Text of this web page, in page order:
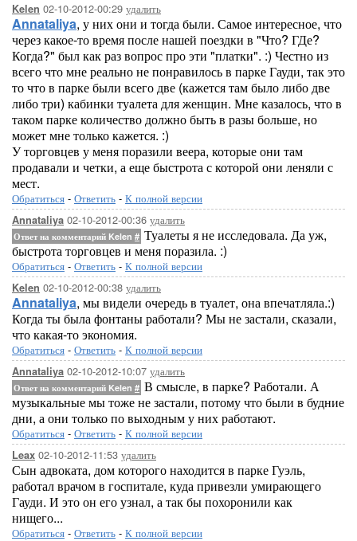
Kelen 02-10-2012-00:29 удалить
Annataliya, у них они и тогда были. Самое интересное, что
через какое-то время после нашей поездки в "Что? ГДе?
Когда?" был как раз вопрос про эти "платки". :) Честно из
всего что мне реально не понравилось в парке Гауди, так это
то что в парке были всего две (кажется там было либо две
либо три) кабинки туалета для женщин. Мне казалось, что в
таком парке количество должно быть в разы больше, но
может мне только кажется. :)
У торговцев у меня поразили веера, которые они там
продавали и четки, а еще быстрота с которой они леняли с
мест.
Обратиться - Ответить - К полной версии
Annataliya 02-10-2012-00:36 удалить
Ответ на комментарий Kelen # Туалеты я не исследовала. Да уж,
быстрота торговцев и меня поразила. :)
Обратиться - Ответить - К полной версии
Kelen 02-10-2012-00:38 удалить
Annataliya, мы видели очередь в туалет, она впечатляла.:)
Когда ты была фонтаны работали? Мы не застали, сказали,
что какая-то экономия.
Обратиться - Ответить - К полной версии
Annataliya 02-10-2012-10:07 удалить
Ответ на комментарий Kelen # В смысле, в парке? Работали. А
музыкальные мы тоже не застали, потому что были в будние
дни, а они только по выходным у них работают.
Обратиться - Ответить - К полной версии
Leax 02-10-2012-11:53 удалить
Сын адвоката, дом которого находится в парке Гуэль,
работал врачом в госпитале, куда привезли умирающего
Гауди. И это он его узнал, а так бы похоронили как
нищего...
Обратиться - Ответить - К полной версии